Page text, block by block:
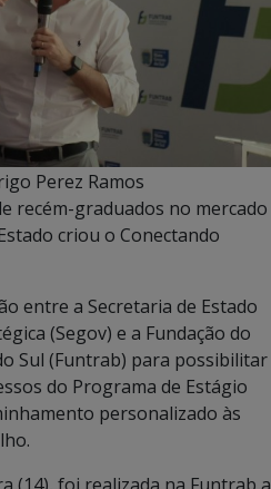
Perez Ramos
recém-graduados no mercado
criou o Conectando
entre a Secretaria de Estado
(Segov) e a Fundação do
Sul (Funtrab) para possibilitar
do Programa de Estágio
personalizado às